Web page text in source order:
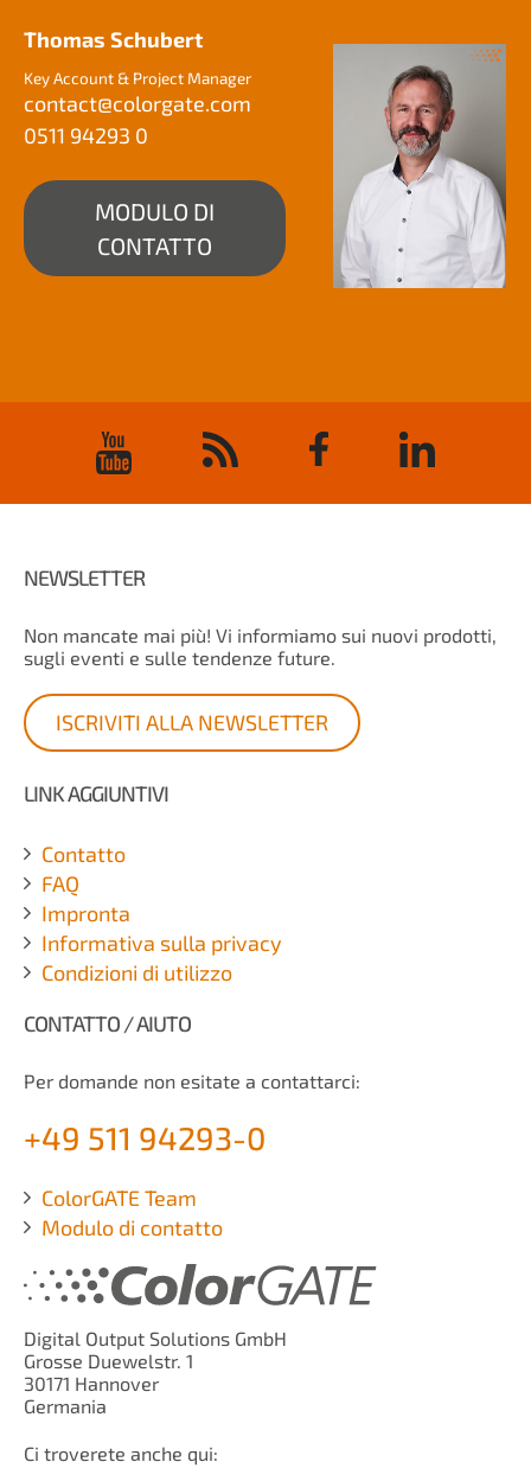
Thomas Schubert
Key Account & Project Manager
contact@colorgate.com
0511 94293 0
MODULO DI
CONTATTO
NEWSLETTER
Non mancate mai più! Vi informiamo sui nuovi prodotti,
sugli eventi e sulle tendenze future.
ISCRIVITI ALLA NEWSLETTER
LINK AGGIUNTIVI
Contatto
FAQ
Impronta
Informativa sulla privacy
Condizioni di utilizzo
CONTATTO / AIUTO
Per domande non esitate a contattarci:
+49 511 94293-0
ColorGATE Team
Modulo di contatto
Digital Output Solutions GmbH
Grosse Duewelstr. 1
30171 Hannover
Germania
Ci troverete anche qui: